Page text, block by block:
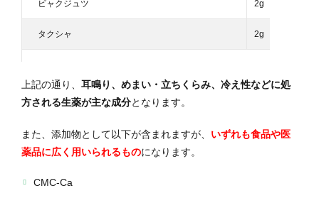
ビャクジュツ 2g
タクシャ 2g
上記の通り、 耳鳴り、めまい・立ちくらみ、冷え性などに処
方される生薬が主な成分となります。
また、添加物として以下が含まれますが、 いずれも食品や医
薬品に広く用いられるものになります。
CMC-Ca